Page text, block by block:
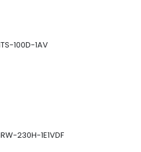
100D-1AV
230H-1E1VDF